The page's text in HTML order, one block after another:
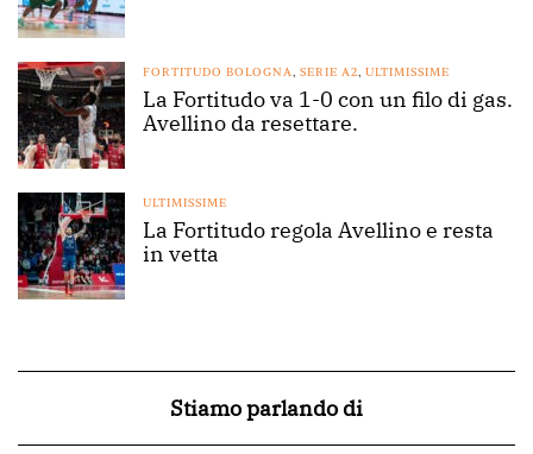
FORTITUDO BOLOGNA, SERIE A2, ULTIMISSIME
La Fortitudo va 1-0 con un filo di gas.
Avellino da resettare.
ULTIMISSIME
La Fortitudo regola Avellino e resta
in vetta
Stiamo parlando di